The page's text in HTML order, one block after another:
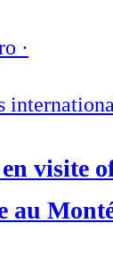
·
visite
au